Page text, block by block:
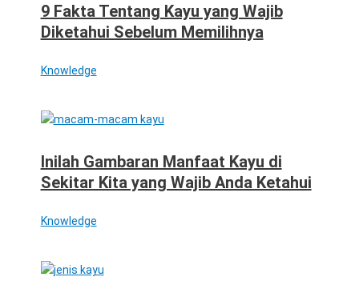
9 Fakta Tentang Kayu yang Wajib
Diketahui Sebelum Memilihnya
Knowledge
Inilah Gambaran Manfaat Kayu di
Sekitar Kita yang Wajib Anda Ketahui
Knowledge